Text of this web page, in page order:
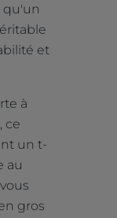
qu'un
et
à
ce
un t-
au
gros